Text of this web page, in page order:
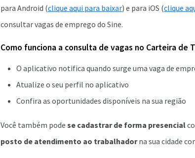
para Android (clique aqui para baixar) e para iOS (clique
consultar vagas de emprego do Sine.
Como funciona a consulta de vagas no Carteira de
O aplicativo notifica quando surge uma vaga de
Atualize o seu perfil no aplicativo
Confira as oportunidades disponíveis na sua região
Você também pode se cadastrar de forma presencial
posto de atendimento ao trabalhadorna sua cidade